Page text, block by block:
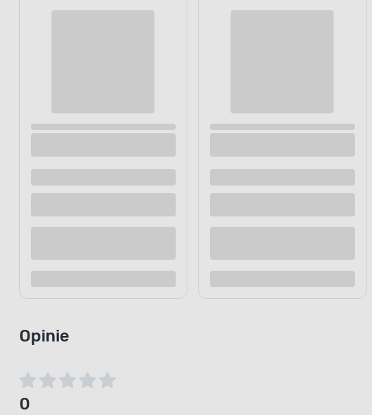
Dostępne z dostawą
Dostępne w sklepie
Kup teraz
Dostępne z dostawą
Dostępne w sklepie
0
Na podstawie 0 opinii